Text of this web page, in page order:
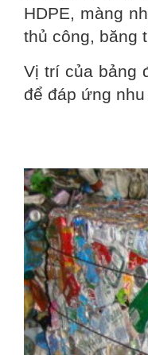
HDPE, màng
thủ công, băng
Vị trí của bảng
để đáp ứng